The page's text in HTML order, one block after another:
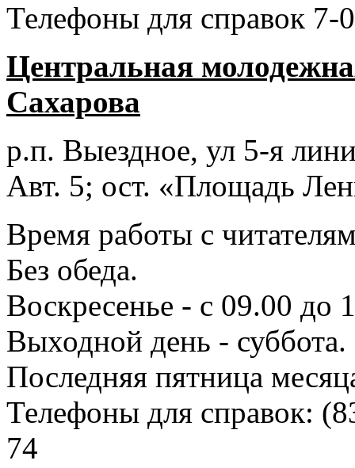
Телефоны для справок 7-
Центральная
Сахарова
р.п. Выездное, ул 5-я
Авт. 5; ост. «Площадь
Время работы с
Без обеда.
Воскресенье - с 09.00 до
Выходной день - суббота.
Последняя пятница
Телефоны для справок:
74